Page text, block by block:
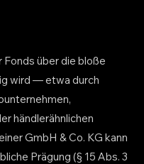
über die bloße
wird — etwa durch
händlerähnlichen
GmbH & Co. KG kann
Prägung (§ 15 Abs. 3